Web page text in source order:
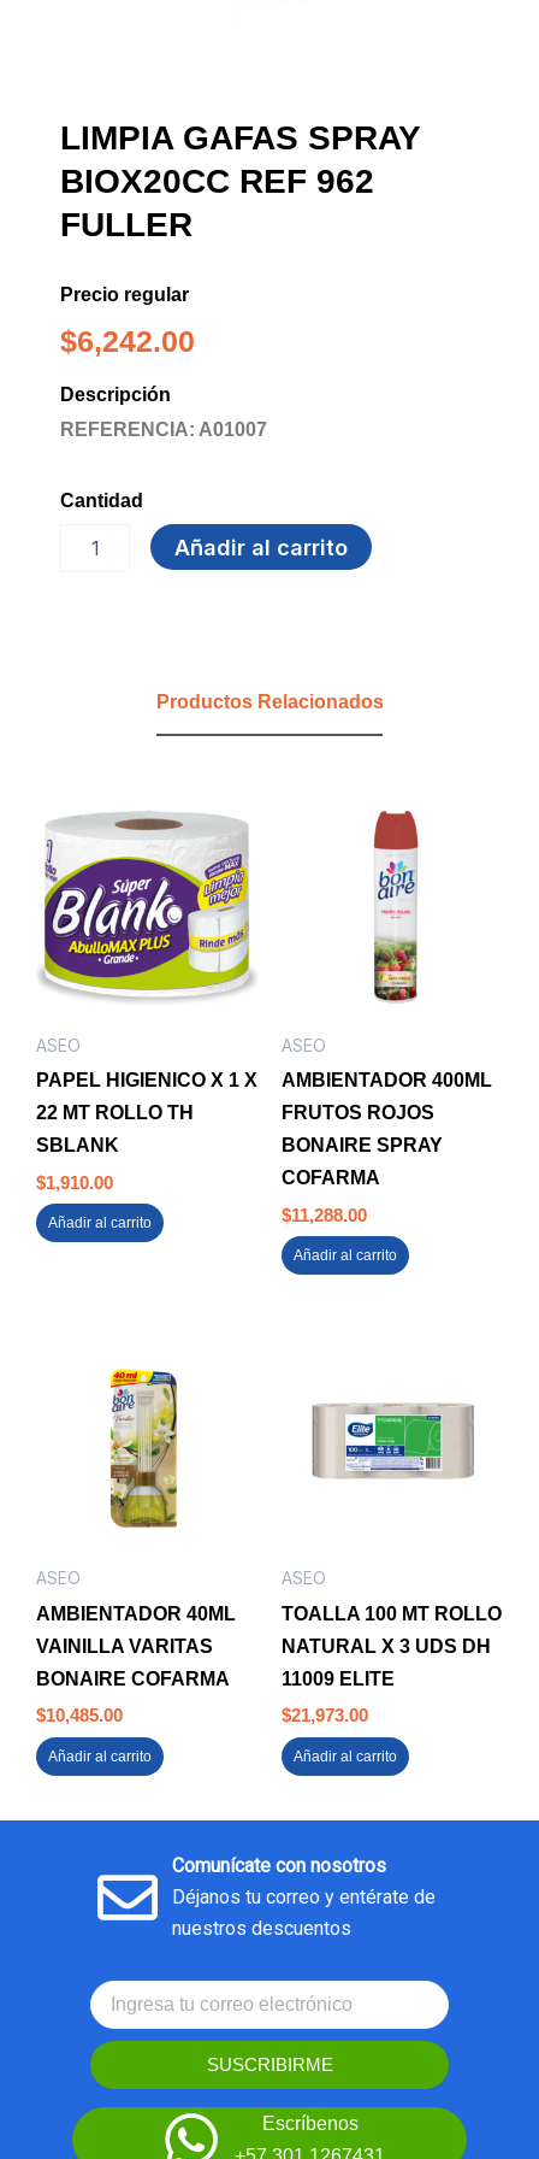
LIMPIA GAFAS SPRAY
BIOX20CC REF 962
FULLER
Precio regular
$6,242.00
Descripción
REFERENCIA: A01007
Cantidad
GAFAS
Añadir al carrito
Productos Relacionados
ASEO
PAPEL HIGIENICO X 1 X
22 MT ROLLO TH
SBLANK
$1,910.00
Añadir al carrito
ASEO
AMBIENTADOR 400ML
FRUTOS ROJOS
BONAIRE SPRAY
COFARMA
$11,288.00
Añadir al carrito
ASEO
AMBIENTADOR 40ML
VAINILLA VARITAS
BONAIRE COFARMA
$10,485.00
Añadir al carrito
ASEO
TOALLA 100 MT ROLLO
NATURAL X 3 UDS DH
11009 ELITE
$21,973.00
Añadir al carrito
Comunícate con nosotros
Déjanos tu correo y entérate de
nuestros descuentos
SUSCRIBIRME
Escríbenos